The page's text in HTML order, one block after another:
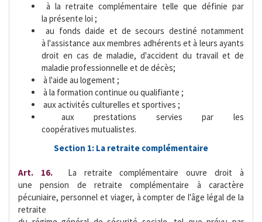
 à la retraite complémentaire telle que définie par
la présente loi ;
 au fonds daide et de secours destiné notamment
à l'assistance aux membres adhérents et à leurs ayants
droit en cas de maladie, d'accident du travail et de
maladie professionnelle et de décès;
 à l'aide au logement ;
 à la formation continue ou qualifiante ;
 aux activités culturelles et sportives ;
 aux prestations servies par les
coopératives mutualistes.
Section 1: La retraite complémentaire
Art. 16. La retraite complémentaire ouvre droit à
une pension de retraite complémentaire à caractère
pécuniaire, personnel et viager, à compter de l'âge légal de la
retraite